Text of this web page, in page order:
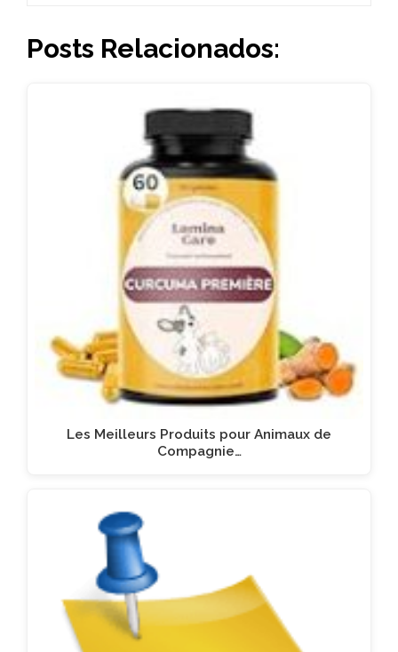
Posts Relacionados:
Les Meilleurs Produits pour Animaux de
Compagnie…